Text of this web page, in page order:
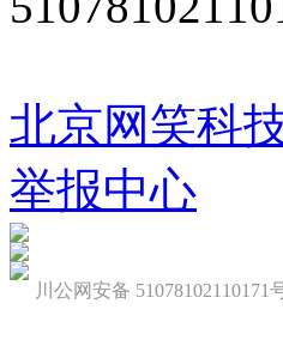
北京网笑科
举报中心
川公网安备 51078102110171